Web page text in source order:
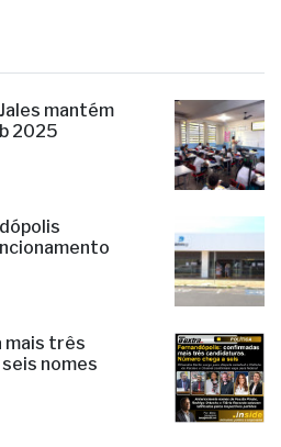
mantém
2025
mais três
nomes